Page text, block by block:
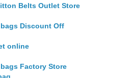
Belts Outlet Store
Discount Off
online
Factory Store